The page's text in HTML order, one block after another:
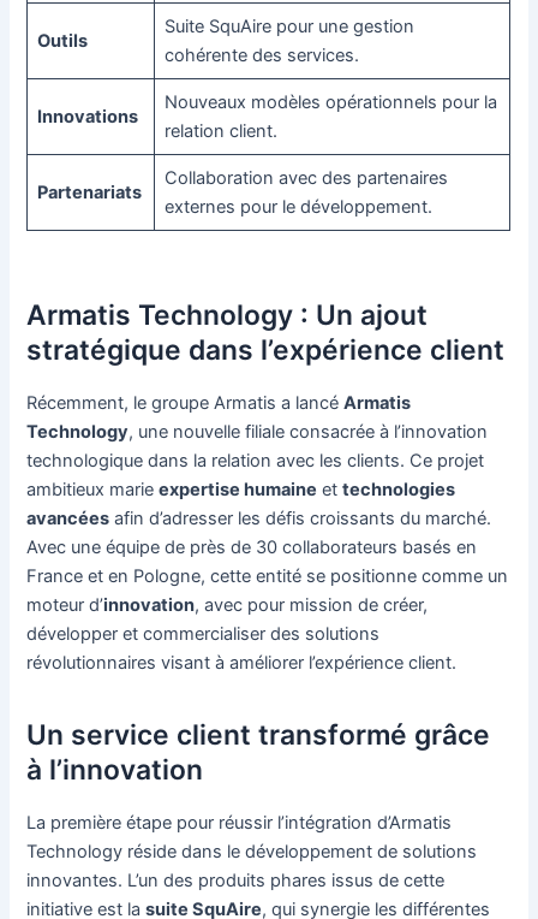
Outils
Suite SquAire pour une gestion
cohérente des services.
Innovations
Nouveaux modèles opérationnels pour la
relation client.
Partenariats
Collaboration avec des partenaires
externes pour le développement.
Armatis Technology : Un ajout
stratégique dans l’expérience client
Récemment, le groupe Armatis a lancéArmatis
Technology, une nouvelle filiale consacrée à l’innovation
technologique dans la relation avec les clients. Ce projet
ambitieux marieexpertise humaine ettechnologies
avancées afin d’adresser les défis croissants du marché.
Avec une équipe de près de 30 collaborateurs basés en
France et en Pologne, cette entité se positionne comme un
moteur d’innovation, avec pour mission de créer,
développer et commercialiser des solutions
révolutionnaires visant à améliorer l’expérience client.
Un service client transformé grâce
à l’innovation
La première étape pour réussir l’intégration d’Armatis
Technology réside dans le développement de solutions
innovantes. L’un des produits phares issus de cette
initiative est lasuite SquAire, qui synergie les différentes